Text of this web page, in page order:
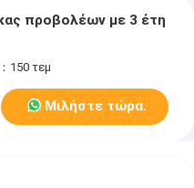
προβολέων με 3 έτη
150 τεμ
Μιλήστε τώρα.